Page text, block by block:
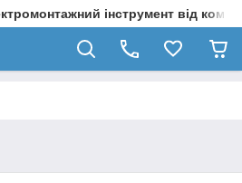
інструмент від